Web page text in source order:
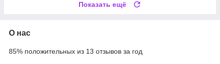
Показать ещё
О нас
85% положительных из 13 отзывов за год